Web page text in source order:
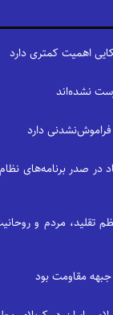
اهمیت کمتری دارد
نشده‌اند
دارد
در صدر برنامه‌های نظام
تقلید، مردم و
مقاومت بود